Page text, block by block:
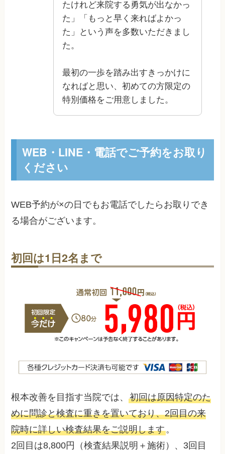
たけれど来院する勇気が出なかっ
た」「もっと早く来ればよかっ
た」という声を多数いただきまし
た。
最初の一歩を踏み出すきっかけに
なればと思い、初めての方限定の
特別価格をご用意しました。
WEB・LINE・電話でご予約をお取り
ください
WEB予約が×の日でもお電話でしたらお取りでき
る場合がございます。
初回は1日2名まで
根本改善を目指す当院では、初回は原因特定のた
めに問診と検査に重きを置いており、2回目の来
院時に詳しい検査結果をご説明します。
2回目は8,800円（検査結果説明＋施術）、3回目